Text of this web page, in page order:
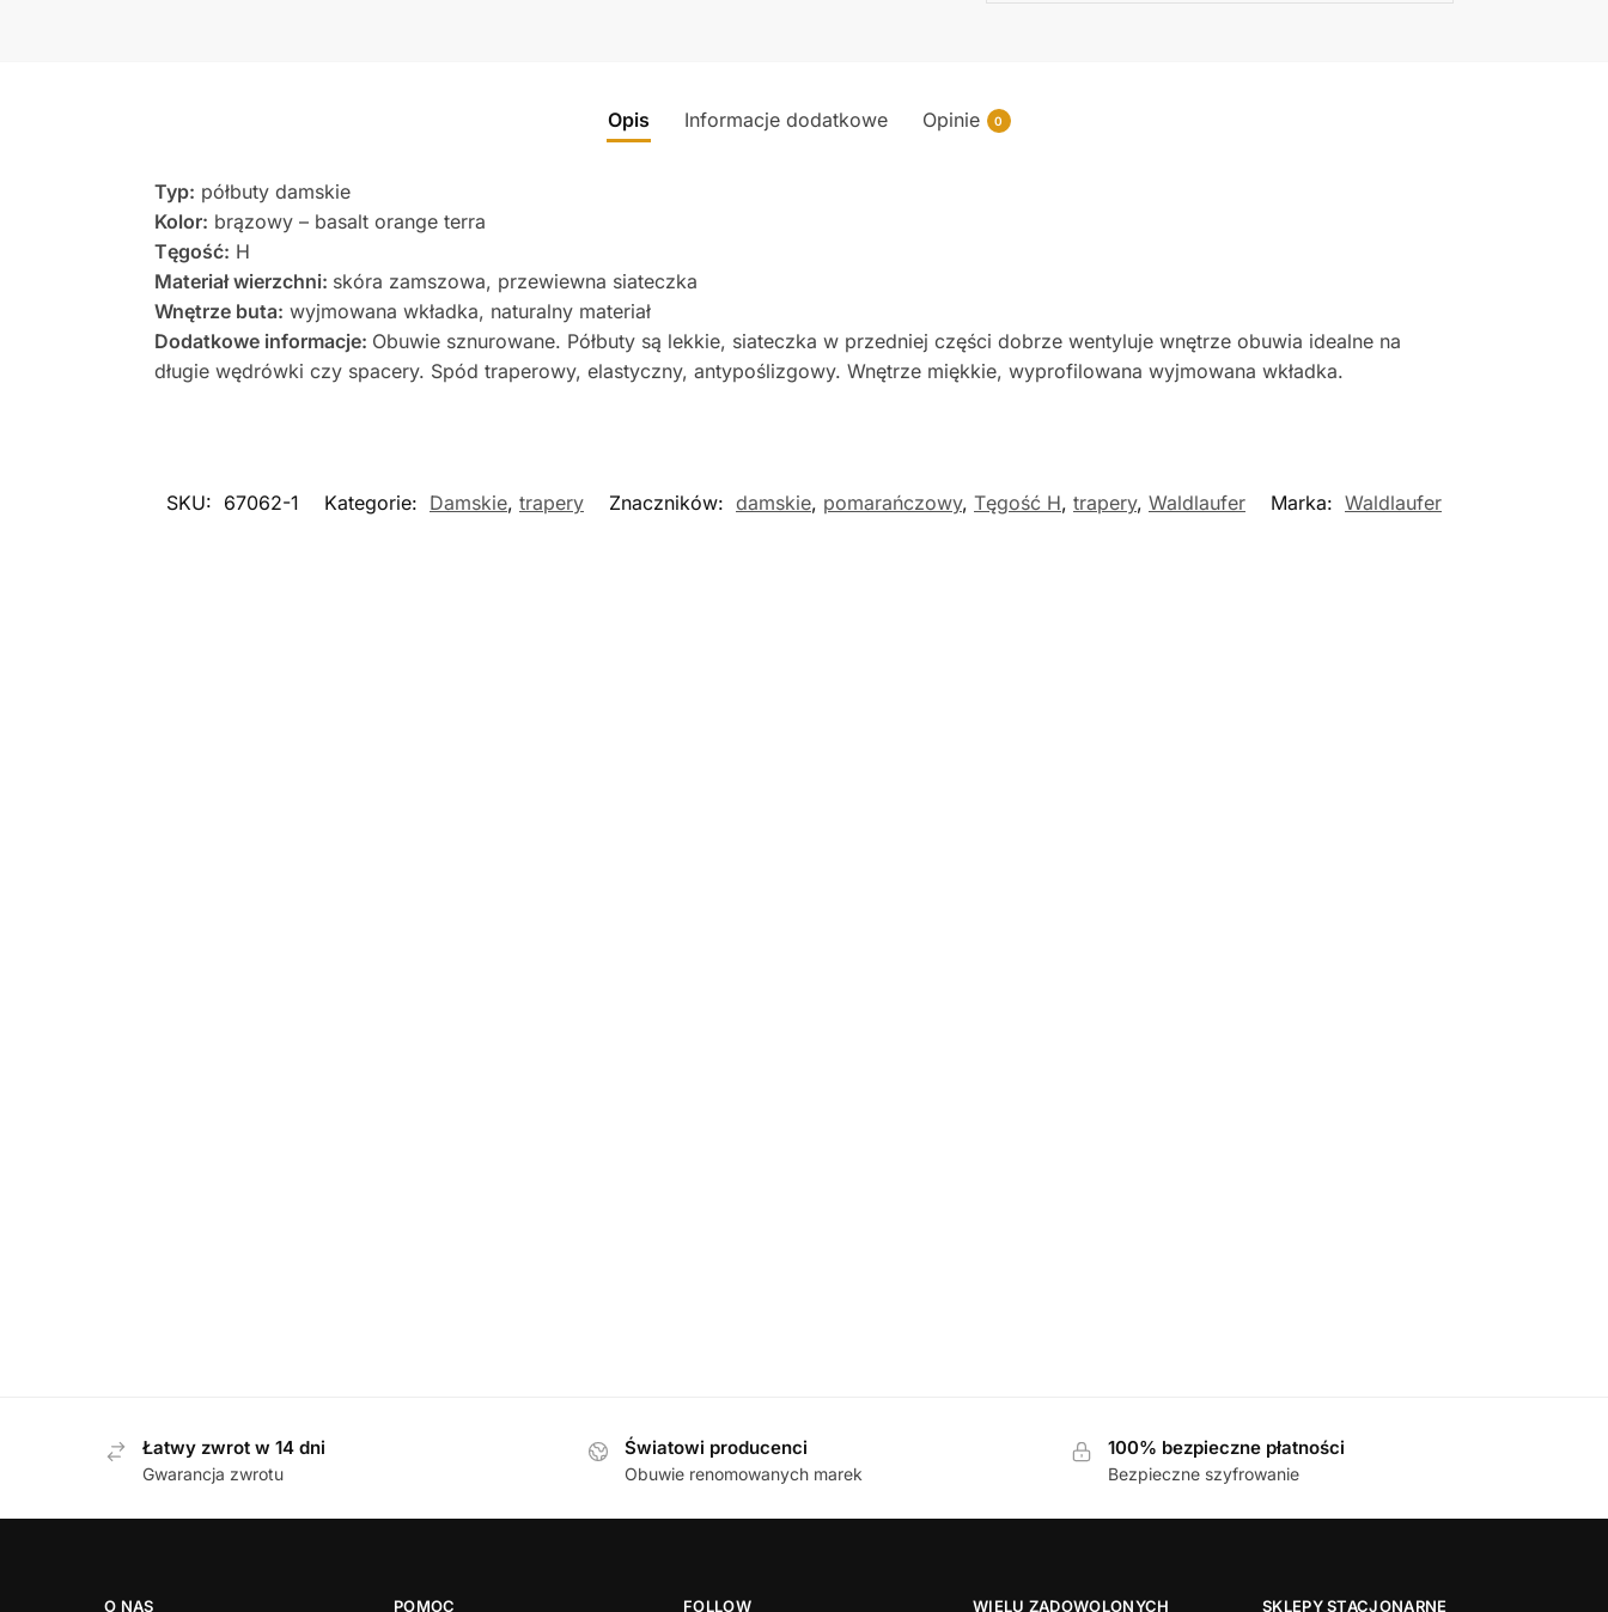
Opis Informacje dodatkowe Opinie 0
Typ: półbuty damskie
Kolor: brązowy – basalt orange terra
Tęgość: H
Materiał wierzchni: skóra zamszowa, przewiewna siateczka
Wnętrze buta: wyjmowana wkładka, naturalny materiał
Dodatkowe informacje: Obuwie sznurowane. Półbuty są lekkie, siateczka w przedniej części dobrze wentyluje wnętrze obuwia idealne na
długie wędrówki czy spacery. Spód traperowy, elastyczny, antypoślizgowy. Wnętrze miękkie, wyprofilowana wyjmowana wkładka.
SKU: 67062-1 Kategorie: Damskie, trapery Znaczników: damskie, pomarańczowy, Tęgość H, trapery, Waldlaufer Marka: Waldlaufer
Łatwy zwrot w 14 dni
Gwarancja zwrotu
Światowi producenci
Obuwie renomowanych marek
100% bezpieczne płatności
Bezpieczne szyfrowanie
O NAS POMOC FOLLOW WIELU ZADOWOLONYCH SKLEPY STACJONARNE